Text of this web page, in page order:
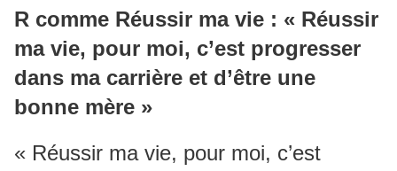
R comme Réussir ma vie : « Réussir
ma vie, pour moi, c’est progresser
dans ma carrière et d’être une
bonne mère »
« Réussir ma vie, pour moi, c’est